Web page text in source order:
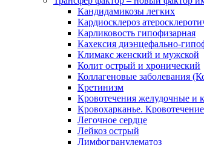
Кандидамикозы легких
Кардиосклероз
Карликовость гипофизарная
Кахексия диэнцефально-
Климакс женский и мужской
Колит острый и хронический
Коллагеновые заболевания
Кретинизм
Кровотечения желудочные и
Кровохарканье.
Легочное сердце
Лейкоз острый
Лимфогранулематоз